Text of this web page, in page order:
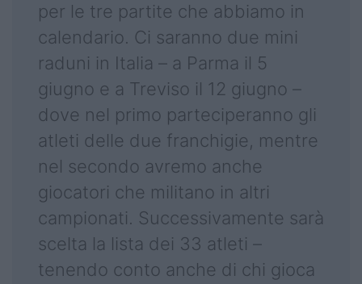
per le tre partite che abbiamo in
calendario. Ci saranno due mini
raduni in Italia – a Parma il 5
giugno e a Treviso il 12 giugno –
dove nel primo parteciperanno gli
atleti delle due franchigie, mentre
nel secondo avremo anche
giocatori che militano in altri
campionati. Successivamente sarà
scelta la lista dei 33 atleti –
tenendo conto anche di chi gioca